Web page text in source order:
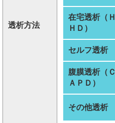
透析方法
在宅透析（Ｈ
ＨＤ）
セルフ透析
腹膜透析（Ｃ
ＡＰＤ）
その他透析